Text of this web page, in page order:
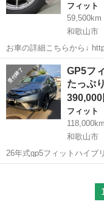
フィット
59,500km
和歌山市
お車の詳細こちらから↓
carno=036529 来店不要で全国対応中🗾(※沖縄/北海道/離島除く) 携帯
さえあれば即日審査・契
和歌山 和歌山市 フ
GP5フ
たっぷり
390,000
フィット
118,000km
和歌山市
26年式gp5フィットハイブ
ドシルバーで、グレード
正ハーフレザーシート、地